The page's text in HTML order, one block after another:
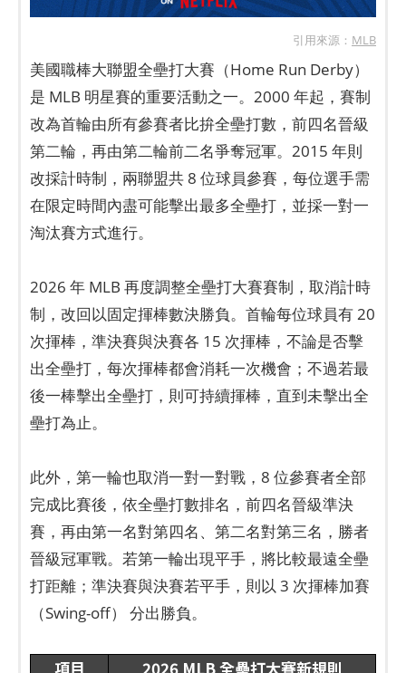
引用來源： MLB
美國職棒大聯盟全壘打大賽（Home Run Derby）
是 MLB 明星賽的重要活動之一。2000 年起，賽制
改為首輪由所有參賽者比拚全壘打數，前四名晉級
第二輪，再由第二輪前二名爭奪冠軍。2015 年則
改採計時制，兩聯盟共 8 位球員參賽，每位選手需
在限定時間內盡可能擊出最多全壘打，並採一對一
淘汰賽方式進行。
2026 年 MLB 再度調整全壘打大賽賽制，取消計時
制，改回以固定揮棒數決勝負。首輪每位球員有 20
次揮棒，準決賽與決賽各 15 次揮棒，不論是否擊
出全壘打，每次揮棒都會消耗一次機會；不過若最
後一棒擊出全壘打，則可持續揮棒，直到未擊出全
壘打為止。
此外，第一輪也取消一對一對戰，8 位參賽者全部
完成比賽後，依全壘打數排名，前四名晉級準決
賽，再由第一名對第四名、第二名對第三名，勝者
晉級冠軍戰。若第一輪出現平手，將比較最遠全壘
打距離；準決賽與決賽若平手，則以 3 次揮棒加賽
（Swing-off） 分出勝負。
項目 2026 MLB 全壘打大賽新規則